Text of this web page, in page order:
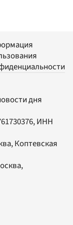
дня
ИНН
Коптевская
,